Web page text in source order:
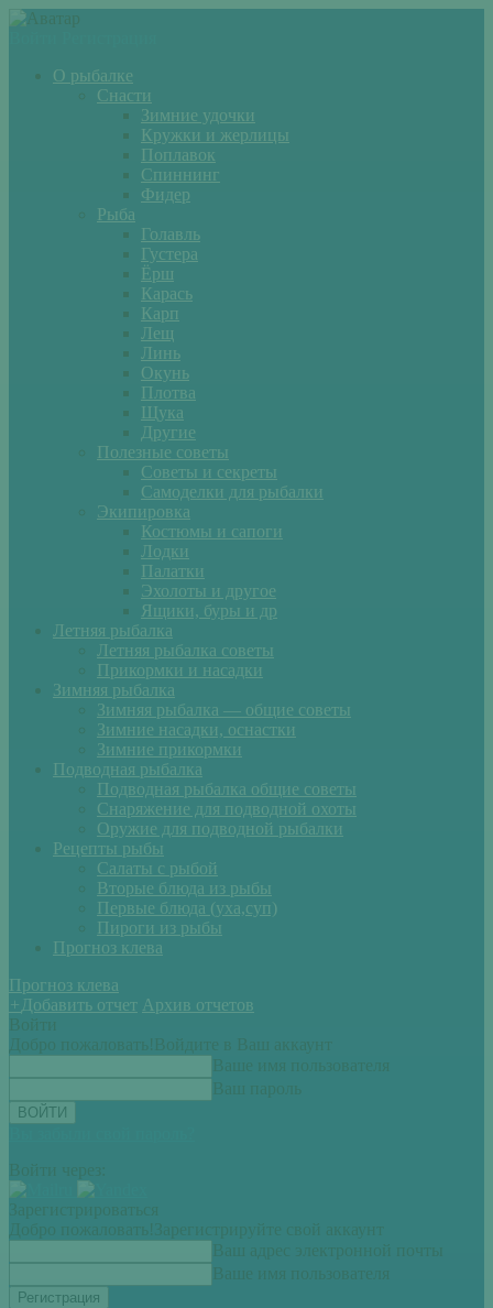
О рыбалке
Снасти
Зимние удочки
Кружки и жерлицы
Поплавок
Спиннинг
Фидер
Рыба
Голавль
Густера
Ёрш
Карась
Карп
Лещ
Линь
Окунь
Плотва
Щука
Другие
Полезные советы
Советы и секреты
Самоделки для рыбалки
Экипировка
Костюмы и сапоги
Лодки
Палатки
Эхолоты и другое
Ящики, буры и др
Летняя рыбалка
Летняя рыбалка советы
Прикормки и насадки
Зимняя рыбалка
Зимняя рыбалка — общие советы
Зимние насадки, оснастки
Зимние прикормки
Подводная рыбалка
Подводная рыбалка общие советы
Снаряжение для подводной охоты
Оружие для подводной рыбалки
Рецепты рыбы
Салаты с рыбой
Вторые блюда из рыбы
Первые блюда (уха,суп)
Пироги из рыбы
Прогноз клева
Прогноз клева
+ Добавить отчет Архив отчетов
Войти
Добро пожаловать! Войдите в Ваш аккаунт
Ваше имя пользователя
Ваш пароль
Войти через:
Зарегистрироваться
Добро пожаловать! Зарегистрируйте свой аккаунт
Ваш адрес электронной почты
Ваше имя пользователя